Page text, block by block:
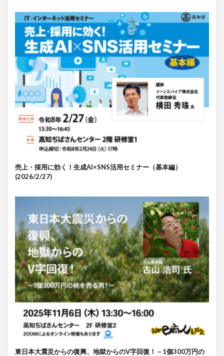
売上・採用に効く！生成AI×SNS活用セミナー（基本編）
(2026/2/27)
東日本大震災からの復興、地獄からのV字回復！－1個300万円の